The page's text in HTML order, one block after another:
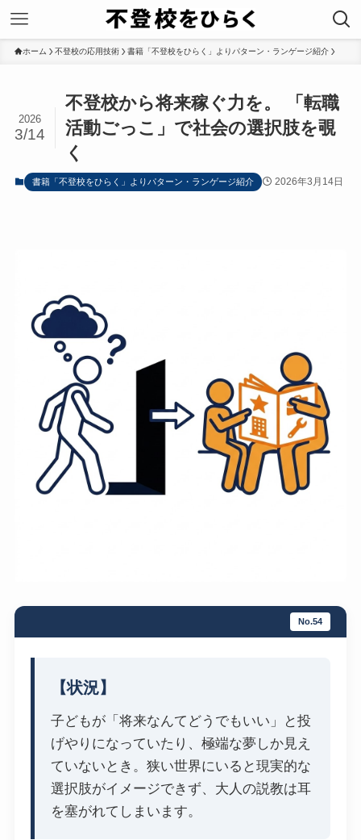
ホーム 不登校の応用技術 書籍「不登校をひらく」よりパターン・ランゲージ紹介
不登校から将来稼ぐ力を。 「転職
活動ごっこ」で社会の選択肢を覗
く
2026
3/14
書籍「不登校をひらく」よりパターン・ランゲージ紹介 2026年3月14日
No.54
【状況】
子どもが「将来なんてどうでもいい」と投
げやりになっていたり、極端な夢しか見え
ていないとき。狭い世界にいると現実的な
選択肢がイメージできず、大人の説教は耳
を塞がれてしまいます。